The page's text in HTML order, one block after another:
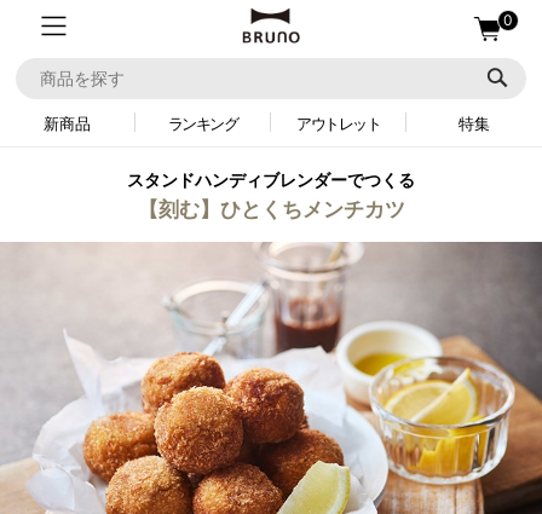
0
新商品 ランキング アウトレット 特集
スタンドハンディブレンダーでつくる
【刻む】ひとくちメンチカツ